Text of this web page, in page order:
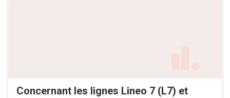
Concernant les lignes Lineo 7 (L7) et